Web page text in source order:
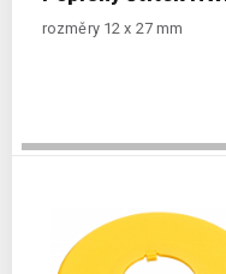
rozměry 12 x 27 mm